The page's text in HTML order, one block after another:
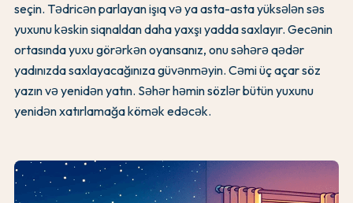
seçin. Tədricən parlayan işıq və ya asta-asta yüksələn səs
yuxunu kəskin siqnaldan daha yaxşı yadda saxlayır. Gecənin
ortasında yuxu görərkən oyansanız, onu səhərə qədər
yadınızda saxlayacağınıza güvənməyin. Cəmi üç açar söz
yazın və yenidən yatın. Səhər həmin sözlər bütün yuxunu
yenidən xatırlamağa kömək edəcək.